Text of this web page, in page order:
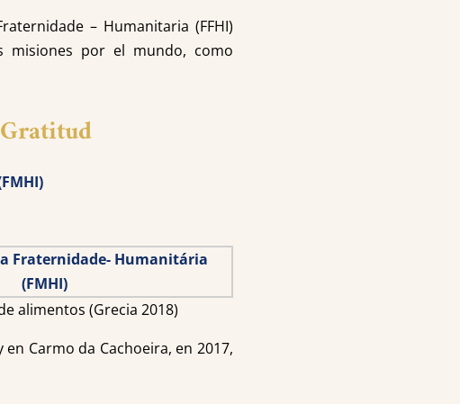
– Humanitaria (FFHI)
misiones por el mundo, como
alimentos (Grecia 2018)
en Carmo da Cachoeira, en 2017,